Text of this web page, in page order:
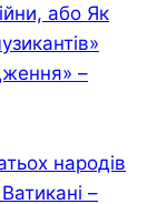
або Як
–
народів
–